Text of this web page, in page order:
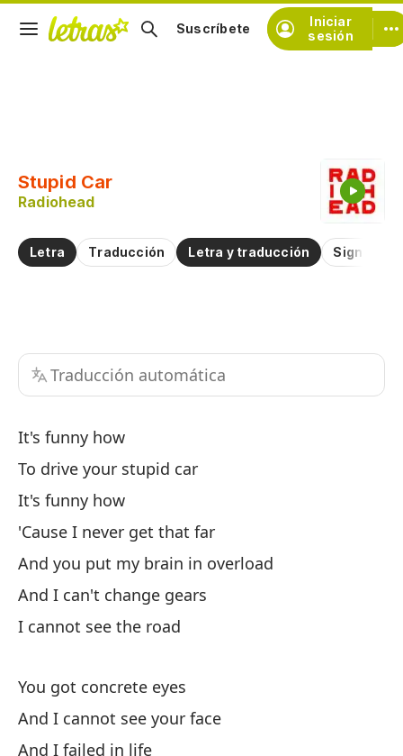
Iniciar
sesión
Suscríbete
Stupid Car
Radiohead
Letra Traducción Letra y traducción
Traducción automática
It's funny how
To drive your stupid car
It's funny how
'Cause I never get that far
And you put my brain in overload
And I can't change gears
I cannot see the road
You got concrete eyes
And I cannot see your face
And I failed in life
Practicar la pronunciación de